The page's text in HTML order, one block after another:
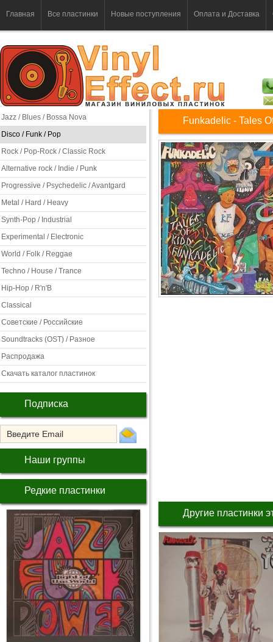
Главная Все пластинки Новые поступления Оплата и Доставка
Jazz / Blues / Bossa Nova
Disco / Funk / Pop
Rock / Pop-Rock / Classic Rock
Alternative rock / Indie / Punk
Progressive / Psychedelic / Avantgard
Metal / Hard / Heavy
Synth-Pop / Industrial
Experimental / Electronic
World / Folk / Reggae
Techno / House / Trance
Hip-Hop / R'n'B
Classical
Советские / Российские
Soundtracks (OST) / Разное
Распродажа
Скачать каталог пластинок
Подписка
Наши группы
Редкие пластинки
Funkadelic - Tales
Другие пластинки